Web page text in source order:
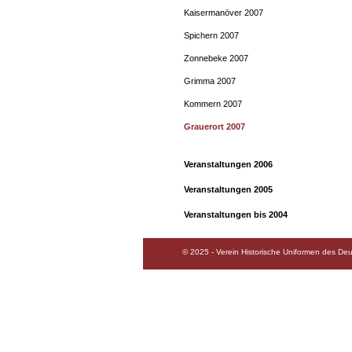
Kaisermanöver 2007
Spichern 2007
Zonnebeke 2007
Grimma 2007
Kommern 2007
Grauerort 2007
Veranstaltungen 2006
Veranstaltungen 2005
Veranstaltungen bis 2004
© 2025 - Verein Historische Uniformen des